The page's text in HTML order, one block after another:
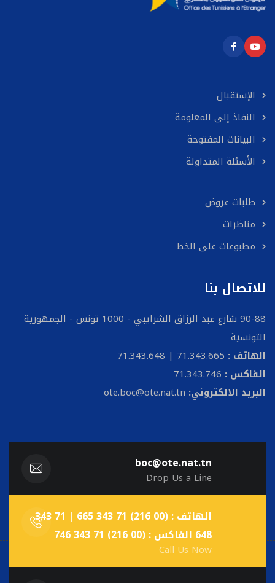
الإستقبال
النفاذ إلى المعلومة
البيانات المفتوحة
الأسئلة المتداولة
طلبات عروض
مناظرات
مطبوعات على الخط
للاتصال بنا
90-88 شارع عبد الرزاق الشرايبي - 1000 تونس - الجمهورية
التونسية
الهاتف :
الفاكس :
البريد الالكتروني: ote.boc@ote.nat.tn
boc@ote.nat.tn
Drop Us a Line
الهاتف : (00 216) 71 343 665 | 71 343
648 الفاكس : (00 216) 71 343 746
Call Us Now